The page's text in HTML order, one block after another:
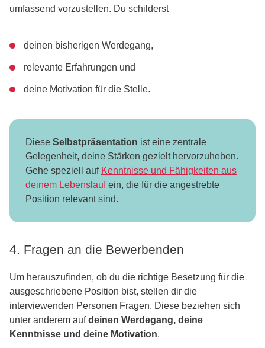
umfassend vorzustellen. Du schilderst
deinen bisherigen Werdegang,
relevante Erfahrungen und
deine Motivation für die Stelle.
Diese Selbstpräsentation ist eine zentrale
Gelegenheit, deine Stärken gezielt hervorzuheben.
Gehe speziell auf Kenntnisse und Fähigkeiten aus
deinem Lebenslaufein, die für die angestrebte
Position relevant sind.
4. Fragen an die Bewerbenden
Um herauszufinden, ob du die richtige Besetzung für die
ausgeschriebene Position bist, stellen dir die
interviewenden Personen Fragen. Diese beziehen sich
unter anderem aufdeinen Werdegang, deine
Kenntnisse und deine Motivation.